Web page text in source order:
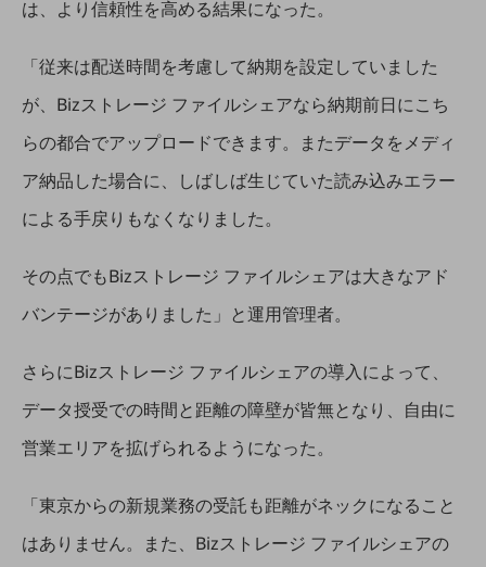
サステナビリティレポート
ダイバーシティ
経営情報
経営情報TOP
業績
決算公告
電子公告
採用情報
経験者採用
障がい者採用
人材育成制度
協賛
は、より信頼性を高める結果になった。
「従来は配送時間を考慮して納期を設定していました
が、Bizストレージ ファイルシェアなら納期前日にこち
らの都合でアップロードできます。またデータをメディ
ア納品した場合に、しばしば生じていた読み込みエラー
による手戻りもなくなりました。
その点でもBizストレージ ファイルシェアは大きなアド
バンテージがありました」と運用管理者。
さらにBizストレージ ファイルシェアの導入によって、
データ授受での時間と距離の障壁が皆無となり、自由に
営業エリアを拡げられるようになった。
「東京からの新規業務の受託も距離がネックになること
はありません。また、Bizストレージ ファイルシェアの